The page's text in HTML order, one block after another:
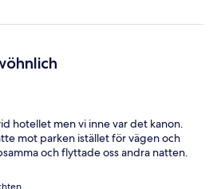
hotellet men vi inne var det kanon.
mot parken istället för vägen och
och flyttade oss andra natten.